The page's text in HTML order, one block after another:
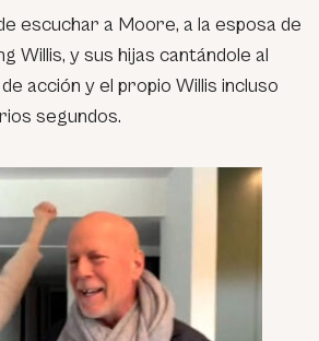
escuchar a Moore, a la esposa de
Willis, y sus hijas cantándole al
acción y el propio Willis incluso
segundos.